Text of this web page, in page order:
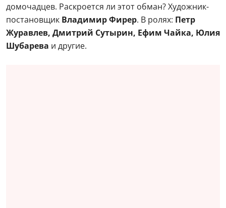
домочадцев. Раскроется ли этот обман? Художник-
постановщик Владимир Фирер. В ролях: Петр
Журавлев, Дмитрий Сутырин, Ефим Чайка, Юлия
Шубарева и другие.